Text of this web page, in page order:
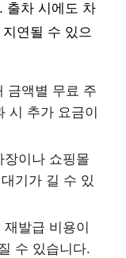
출차 시에도 차
연될 수 있으
금액별 무료 주
시 추가 요금이
장이나 쇼핑몰
기가 길 수 있
발급 비용이
수 있습니다.